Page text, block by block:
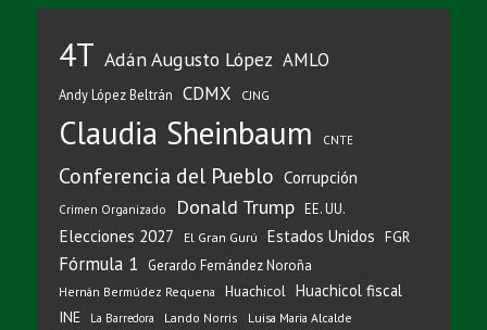
4T Adán Augusto López AMLO
Andy López Beltrán CDMX CJNG
Claudia Sheinbaum CNTE
Conferencia del Pueblo Corrupción
Crimen Organizado Donald Trump EE. UU.
Elecciones 2027 El Gran Gurú Estados Unidos FGR
Fórmula 1 Gerardo Fernández Noroña
Hernán Bermúdez Requena Huachicol Huachicol fiscal
INE La Barredora Lando Norris Luisa María Alcalde